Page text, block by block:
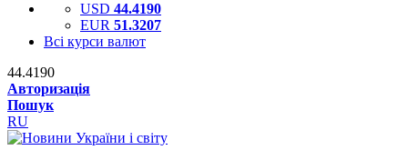
USD 44.4190
EUR 51.3207
Всі курси валют
44.4190
Авторизація
Пошук
RU